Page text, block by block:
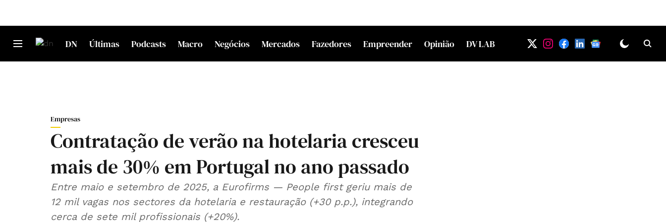
DN Últimas Podcasts Macro Negócios Mercados Fazedores Empreender Opinião DV LAB
Empresas
Contratação de verão na hotelaria cresceu
mais de 30% em Portugal no ano passado
Entre maio e setembro de 2025, a Eurofirms — People first geriu mais de
12 mil vagas nos sectores da hotelaria e restauração (+30 p.p.), integrando
cerca de sete mil profissionais (+20%).